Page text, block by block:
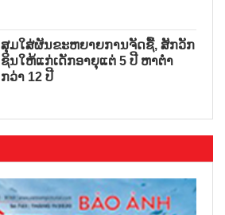
ສຸມໃສ່ຜັນຂະຫຍາຍການຈັດຊື້, ສັກວັກ
ຊິນໃຫ້ແກ່ເດັກອາຍຸແຕ່ 5 ປີ ຫາຕ່ຳ
ກວ່າ 12 ປີ